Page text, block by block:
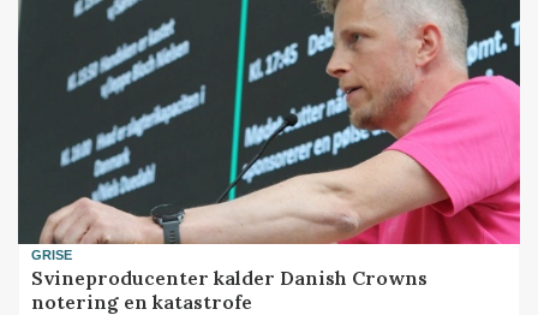
GRISE
Svineproducenter kalder Danish Crowns
notering en katastrofe